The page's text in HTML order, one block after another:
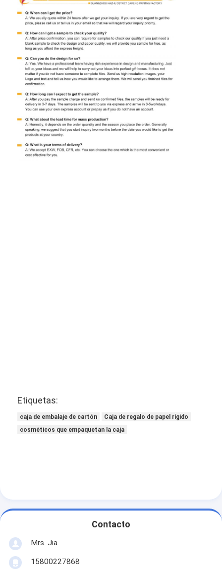
Etiquetas:
caja de embalaje de cartón
Caja de regalo de papel rígido
cosméticos que empaquetan la caja
Contacto
Mrs. Jia
15800227868